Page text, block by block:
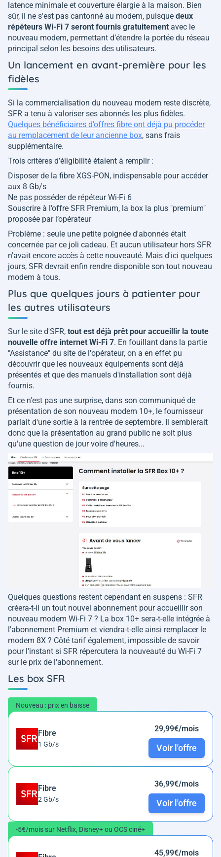
latence minimale et couverture élargie à la maison. Bien
sûr, il ne s'est pas cantonné au modem, puisque deux
répéteurs Wi-Fi 7 seront fournis gratuitement avec le
nouveau modem, permettant d’étendre la portée du réseau
principal selon les besoins des utilisateurs.
Un lancement en avant-première pour les
fidèles
Si la commercialisation du nouveau modem reste discrète,
SFR a tenu à valoriser ses abonnés les plus fidèles.
Quelques bénéficiaires d’offres fibre ont déjà pu procéder
au remplacement de leur ancienne box, sans frais
supplémentaire.
Trois critères d’éligibilité étaient à remplir :
Disposer de la fibre XGS-PON, indispensable pour accéder
aux 8 Gb/s
Ne pas posséder de répéteur Wi-Fi 6
Souscrire à l’offre SFR Premium, la box la plus "premium"
proposée par l’opérateur
Problème : seule une petite poignée d'abonnés était
concernée par ce joli cadeau. Et aucun utilisateur hors SFR
n'avait encore accès à cette nouveauté. Mais d'ici quelques
jours, SFR devrait enfin rendre disponible son tout nouveau
modem à tous.
Plus que quelques jours à patienter pour
les autres utilisateurs
Sur le site d'SFR, tout est déjà prêt pour accueillir la toute
nouvelle offre internet Wi-Fi 7. En fouillant dans la partie
"Assistance" du site de l'opérateur, on a en effet pu
découvrir que les nouveaux équipements sont déjà
présentés et que des manuels d'installation sont déjà
fournis.
Et ce n'est pas une surprise, dans son communiqué de
présentation de son nouveau modem 10+, le fournisseur
parlait d'une sortie à la rentrée de septembre. Il semblerait
donc que la présentation au grand public ne soit plus
qu'une question de jour voire d'heures...
Quelques questions restent cependant en suspens : SFR
créera-t-il un tout nouvel abonnement pour accueillir son
nouveau modem Wi-Fi 7 ? La box 10+ sera-t-elle intégrée à
l'abonnement Premium et viendra-t-elle ainsi remplacer le
modem 8X ? Côté tarif également, impossible de savoir
pour l'instant si SFR répercutera la nouveauté du Wi-Fi 7
sur le prix de l'abonnement.
Les box SFR
Nouveau : prix en baisse
Fibre
1 Gb/s
29,99€/mois
Voir l'offre
Fibre
2 Gb/s
36,99€/mois
Voir l'offre
-5€/mois sur Netflix, Disney+ ou OCS ciné+
45,99€/mois